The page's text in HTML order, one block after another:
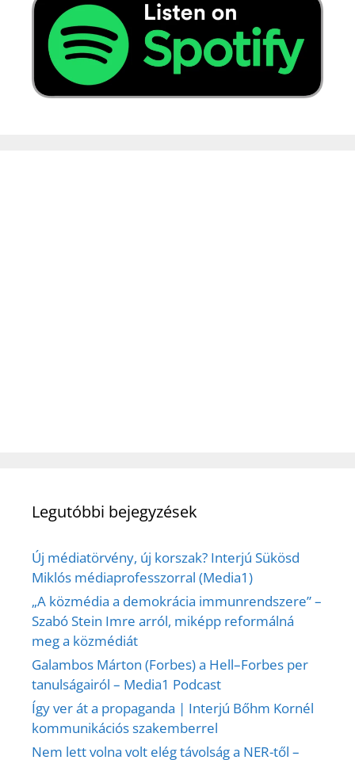
Legutóbbi bejegyzések
Új médiatörvény, új korszak? Interjú Sükösd
Miklós médiaprofesszorral (Media1)
„A közmédia a demokrácia immunrendszere” –
Szabó Stein Imre arról, miképp reformálná
meg a közmédiát
Galambos Márton (Forbes) a Hell–Forbes per
tanulságairól – Media1 Podcast
Így ver át a propaganda | Interjú Bőhm Kornél
kommunikációs szakemberrel
Nem lett volna volt elég távolság a NER-től –